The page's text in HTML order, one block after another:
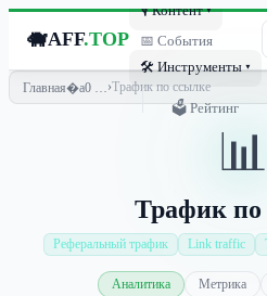
🐗AFF.TOP
🎙 Контент ▾
📅 События
🛠 Инструменты ▾
🗳 Рейтинг
Главная ›Трафик по ссылке
📊
Трафик по
Реферальный трафик Link traffic
Аналитика Метрика